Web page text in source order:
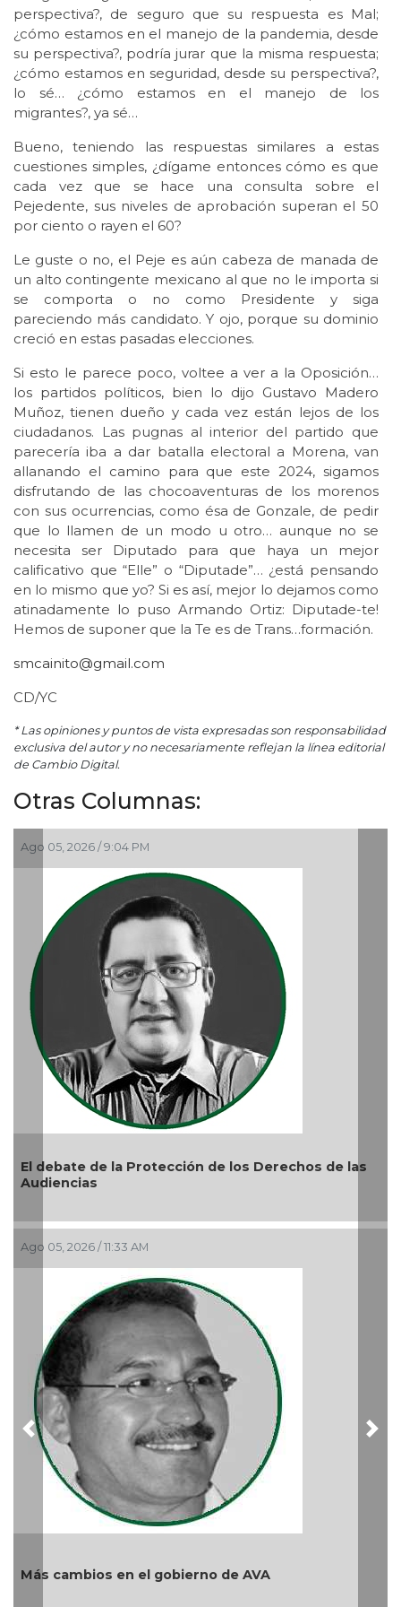
perspectiva?, de seguro que su respuesta es Mal;
¿cómo estamos en el manejo de la pandemia, desde
su perspectiva?, podría jurar que la misma respuesta;
¿cómo estamos en seguridad, desde su perspectiva?,
lo sé… ¿cómo estamos en el manejo de los
migrantes?, ya sé…
Bueno, teniendo las respuestas similares a estas
cuestiones simples, ¿dígame entonces cómo es que
cada vez que se hace una consulta sobre el
Pejedente, sus niveles de aprobación superan el 50
por ciento o rayen el 60?
Le guste o no, el Peje es aún cabeza de manada de
un alto contingente mexicano al que no le importa si
se comporta o no como Presidente y siga
pareciendo más candidato. Y ojo, porque su dominio
creció en estas pasadas elecciones.
Si esto le parece poco, voltee a ver a la Oposición…
los partidos políticos, bien lo dijo Gustavo Madero
Muñoz, tienen dueño y cada vez están lejos de los
ciudadanos. Las pugnas al interior del partido que
parecería iba a dar batalla electoral a Morena, van
allanando el camino para que este 2024, sigamos
disfrutando de las chocoaventuras de los morenos
con sus ocurrencias, como ésa de Gonzale, de pedir
que lo llamen de un modo u otro… aunque no se
necesita ser Diputado para que haya un mejor
calificativo que “Elle” o “Diputade”… ¿está pensando
en lo mismo que yo? Si es así, mejor lo dejamos como
atinadamente lo puso Armando Ortiz: Diputade-te!
Hemos de suponer que la Te es de Trans…formación.
smcainito@gmail.com
CD/YC
* Las opiniones y puntos de vista expresadas son responsabilidad
exclusiva del autor y no necesariamente reflejan la línea editorial
de Cambio Digital.
Otras Columnas:
Ago 05, 2026 / 9:04 PM
El debate de la Protección de los Derechos de las
Audiencias
Ago 05, 2026 / 11:33 AM
Más cambios en el gobierno de AVA